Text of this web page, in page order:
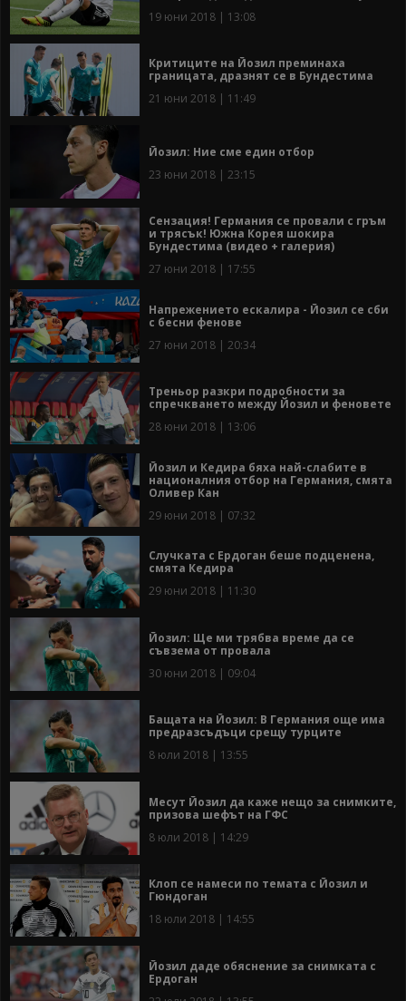
19 юни 2018 | 13:08
Критиците на Йозил преминаха
границата, дразнят се в Бундестима
21 юни 2018 | 11:49
Йозил: Ние сме един отбор
23 юни 2018 | 23:15
Сензация! Германия се провали с гръм
и трясък! Южна Корея шокира
Бундестима (видео + галерия)
27 юни 2018 | 17:55
Напрежението ескалира - Йозил се сби
с бесни фенове
27 юни 2018 | 20:34
Треньор разкри подробности за
спречкването между Йозил и феновете
28 юни 2018 | 13:06
Йозил и Кедира бяха най-слабите в
националния отбор на Германия, смята
Оливер Кан
29 юни 2018 | 07:32
Случката с Ердоган беше подценена,
смята Кедира
29 юни 2018 | 11:30
Йозил: Ще ми трябва време да се
съвзема от провала
30 юни 2018 | 09:04
Бащата на Йозил: В Германия още има
предразсъдъци срещу турците
8 юли 2018 | 13:55
Месут Йозил да каже нещо за снимките,
призова шефът на ГФС
8 юли 2018 | 14:29
Клоп се намеси по темата с Йозил и
Гюндоган
18 юли 2018 | 14:55
Йозил даде обяснение за снимката с
Ердоган